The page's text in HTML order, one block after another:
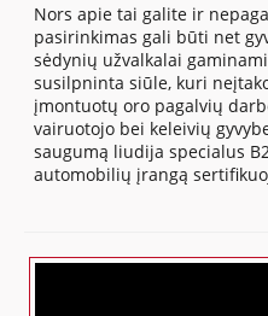
Nors apie tai galite ir
pasirinkimas gali būti net
sėdynių užvalkalai
susilpninta siūle, kuri
įmontuotų oro pagalvių
vairuotojo bei keleivių
saugumą liudija specialus
automobilių įrangą